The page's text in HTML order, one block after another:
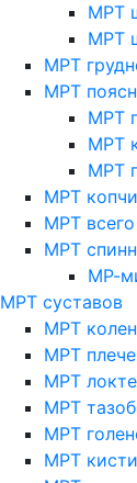
МРТ
МРТ
МРТ
МРТ
МРТ
МРТ
МРТ
МРТ
МРТ
МРТ
МР-
МРТ суставов
МРТ
МРТ
МРТ
МРТ
МРТ
МРТ кисти